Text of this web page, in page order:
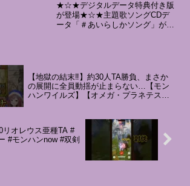
スティアを
の心に元気を
るのでしょう
街興し大作戦
ームシステ
リスティアの
することに
士であるナノ
するような
★☆★デジタルデータ特典付き版
が登場★☆★主題歌ソングCDデ
ータ「＃あいらしかソング」がつ
ーリー福岡の久留米で暮らす女子
学生声優 仁田原夢羽。人前に立
つことが苦手な性格で仕事の依頼
主人公が現れる。「俺が夢羽のマ
ネージャーだ！」嘘から始まった
声優とマネージャーの関係。そん
な夢羽の元にとある仕事が舞い込
んできた。大人になりきれないふ
【地獄の結末‼️】約30人TA勝負、まさか
の展開に全員動揺が止まらない…【モン
ハンワイルズ】【オメガ・プラネテス】
リオレウス亜種TA #
#モンハンnow #双剣